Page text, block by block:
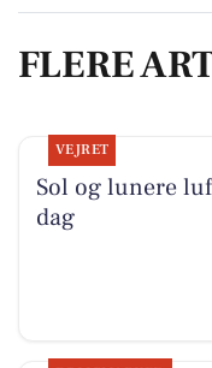
FLERE
VEJRET
Sol og lunere
dag